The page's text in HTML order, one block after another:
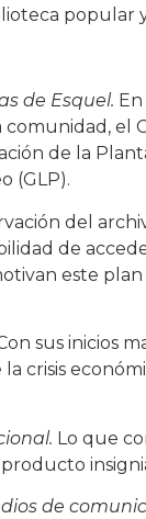
popular
de Esquel.
el
de la
(GLP).
del
de
este
sus inicios
crisis
Lo que
de